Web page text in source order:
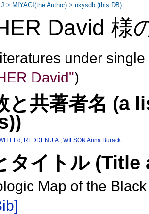
David 様
under
David")
と共著者名 (a
Ed , REDDEN J.A.,WILSON Anna Burack
タイトル
Map of the
> MIYAGI(the Author) >nkysdb (this DB)